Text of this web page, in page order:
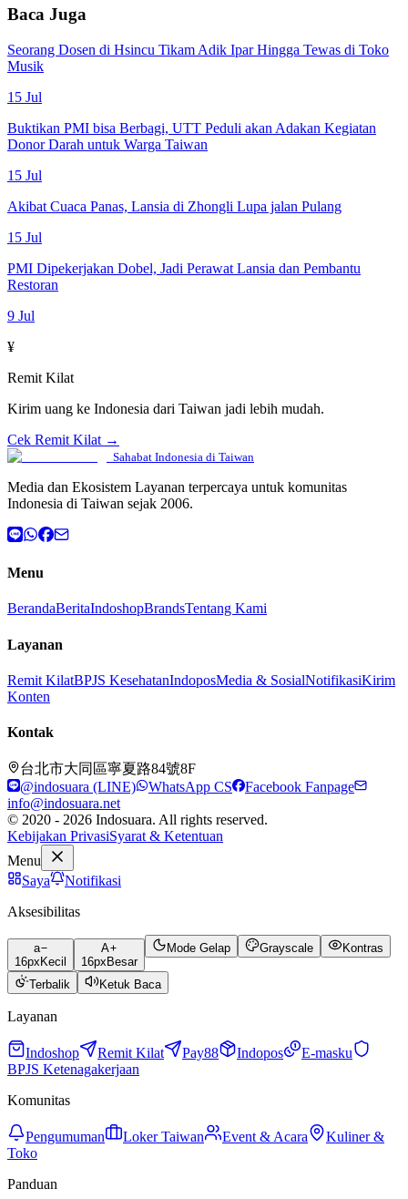
Baca Juga
Seorang Dosen di Hsincu Tikam Adik Ipar Hingga Tewas di Toko
Musik
15 Jul
Buktikan PMI bisa Berbagi, UTT Peduli akan Adakan Kegiatan
Donor Darah untuk Warga Taiwan
15 Jul
Akibat Cuaca Panas, Lansia di Zhongli Lupa jalan Pulang
15 Jul
PMI Dipekerjakan Dobel, Jadi Perawat Lansia dan Pembantu
Restoran
9 Jul
¥
Remit Kilat
Kirim uang ke Indonesia dari Taiwan jadi lebih mudah.
Cek Remit Kilat →
Sahabat Indonesia di Taiwan
Media dan Ekosistem Layanan terpercaya untuk komunitas
Indonesia di Taiwan sejak 2006.
Menu
BerandaBeritaIndoshopBrandsTentang Kami
Layanan
Remit KilatBPJS KesehatanIndoposMedia & SosialNotifikasiKirim
Konten
Kontak
台北市大同區寧夏路84號8F
@indosuara (LINE)
WhatsApp CS
Facebook Fanpage
info@indosuara.net
© 2020 - 2026 Indosuara. All rights reserved.
Kebijakan PrivasiSyarat & Ketentuan
Menu
Saya
Notifikasi
Aksesibilitas
a
16px Kecil
A
16px Besar
Mode Gelap Grayscale Kontras
Terbalik Ketuk Baca
Layanan
Indoshop Remit Kilat Pay88 Indopos
E-masku
BPJS Ketenagakerjaan
Komunitas
Pengumuman Loker Taiwan Event & Acara
Kuliner &
Toko
Panduan